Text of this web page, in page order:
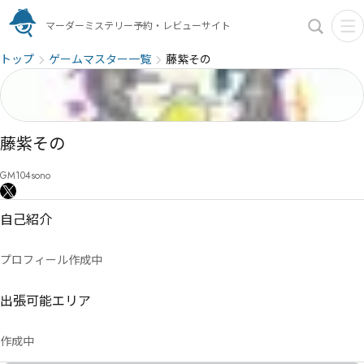
マーダーミステリー予約・レビューサイト
トップ ゲームマスター一覧 藤紫その
藤紫その
GM104sono
自己紹介
プロフィール作成中
出張可能エリア
作成中